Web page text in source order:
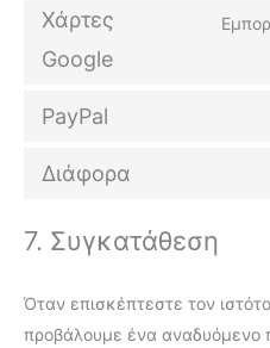
Χάρτες
Google
PayPal
Διάφορα
7. Συγκατάθεση
Όταν επισκέπτεστε τον
προβάλουμε ένα αναδυόμενο